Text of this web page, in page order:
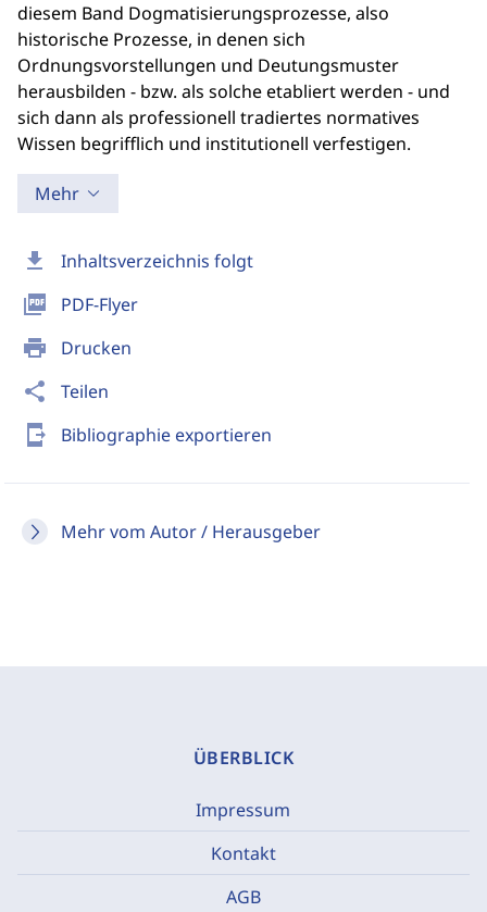
download Inhaltsverzeichnis folgt
picture_as_pdf PDF-Flyer
print Drucken
share Teilen
send_to_mobile Bibliographie exportieren
Mehr vom Autor / Herausgeber
diesem Band Dogmatisierungsprozesse, also
historische Prozesse, in denen sich
Ordnungsvorstellungen und Deutungsmuster
herausbilden - bzw. als solche etabliert werden - und
sich dann als professionell tradiertes normatives
Wissen begrifflich und institutionell verfestigen.
Mehr
ÜBERBLICK
Impressum
Kontakt
AGB